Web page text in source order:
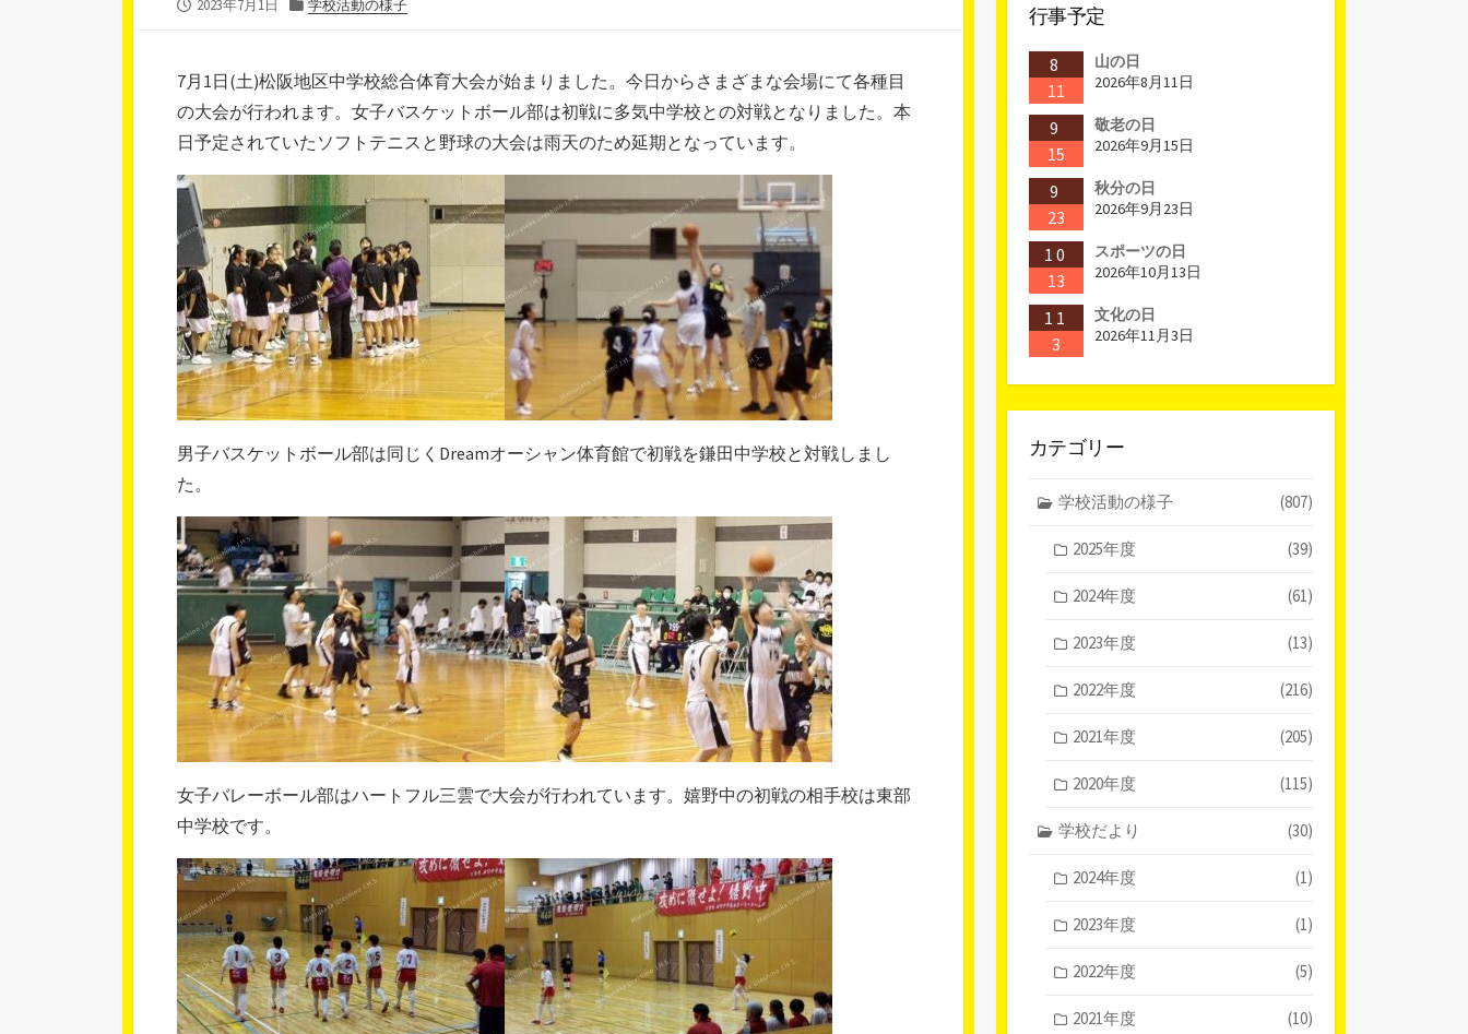
2023年7月1日
ー
学校活動の様子
7月1日(土)松阪地区中学校総合体育大会が始まりました。今日からさまざまな会場にて各種目
の大会が行われます。女子バスケットボール部は初戦に多気中学校との対戦となりました。本
日予定されていたソフトテニスと野球の大会は雨天のため延期となっています。
男子バスケットボール部は同じくDreamオーシャン体育館で初戦を鎌田中学校と対戦しまし
た。
女子バレーボール部はハートフル三雲で大会が行われています。嬉野中の初戦の相手校は東部
中学校です。
行事予定
8
11
山の日
2026年8月11日
9
15
敬老の日
2026年9月15日
9
23
秋分の日
2026年9月23日
10
13
スポーツの日
2026年10月13日
11
3
文化の日
2026年11月3日
カテゴリー
学校活動の様子 (807)
2025年度 (39)
2024年度 (61)
2023年度 (13)
2022年度 (216)
2021年度 (205)
2020年度 (115)
学校だより (30)
2024年度 (1)
2023年度 (1)
2022年度 (5)
2021年度 (10)